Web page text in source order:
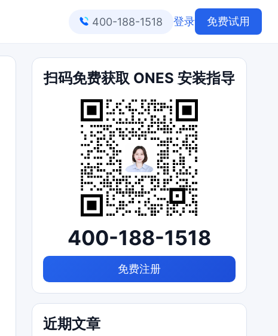
400-188-1518 登录 免费试用
扫码免费获取 ONES 安装指导
400-188-1518
免费注册
近期文章